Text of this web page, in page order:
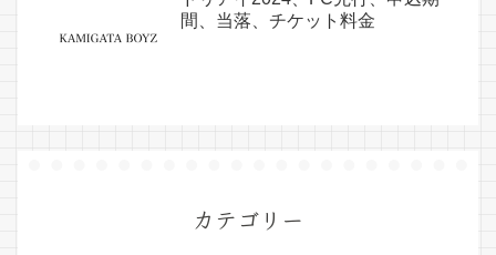
間、当落、チケット料金
カテゴリー